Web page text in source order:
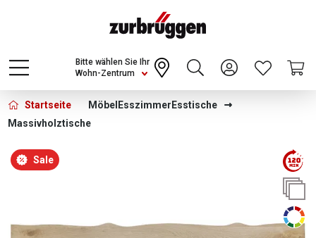
Choose a different country or region to see
content for your location and shop online
CONTINUE
Wohn-Zentrum
Bitte wählen Sie Ihr
Startseite Möbel Esszimmer Esstische
Massivholztische
Bildergalerie überspringen
Sale